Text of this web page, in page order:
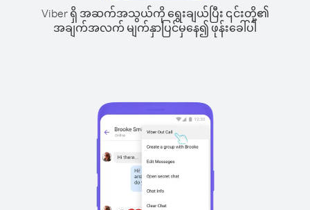
Viber ရှိ အဆက်အသွယ်ကို ရွေးချယ်ပြီး ၎င်းတို့၏
အချက်အလက် မျက်နှာပြင်မှနေ၍ ဖုန်းခေါ်ပါ